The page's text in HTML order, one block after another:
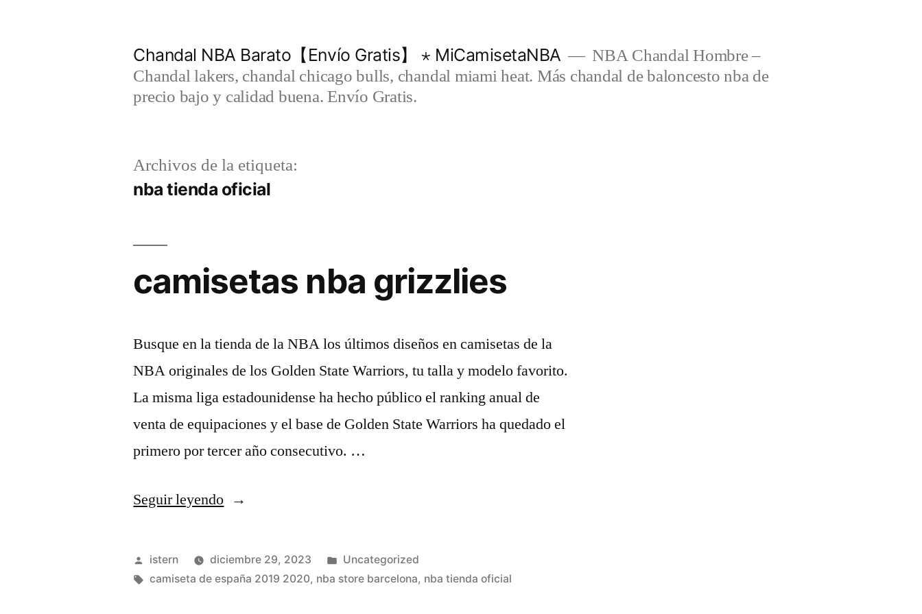
Chandal NBA Barato【Envío Gratis】 ⋆ MiCamisetaNBA
NBA Chandal Hombre –
Chandal lakers, chandal chicago bulls, chandal miami heat. Más chandal de baloncesto nba de
precio bajo y calidad buena. Envío Gratis.
Archivos de la etiqueta:
nba tienda oficial
camisetas nba grizzlies
Busque en la tienda de la NBA los últimos diseños en camisetas de la
NBA originales de los Golden State Warriors, tu talla y modelo favorito.
La misma liga estadounidense ha hecho público el ranking anual de
venta de equipaciones y el base de Golden State Warriors ha quedado el
primero por tercer año consecutivo. …
Seguir leyendo«camisetas
grizzlies»
Publicado
por
istern diciembre 29, 2023
Publicado
en
Uncategorized
Etiquetas:
camiseta de españa 2019 2020, nba store barcelona, nba tienda oficial